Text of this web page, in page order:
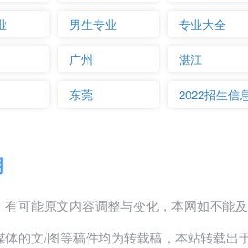
男生专业 专业大全
广州 湛江
东莞 2022招生信
可能原文内容调整与变化，本网如不能
的文/图等稿件均为转载稿，本站转载